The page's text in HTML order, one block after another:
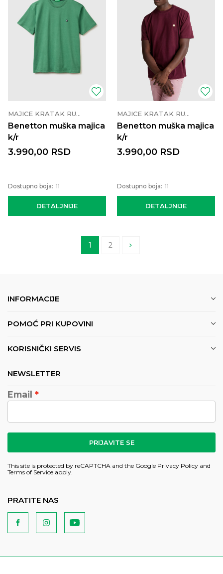
MAJICE KRATAK RUKAV
Benetton muška majica
k/r
DETALJNIJE
3.990,00 RSD
Dostupno boja: 11
MAJICE KRATAK RUKAV
Benetton muška majica
k/r
DETALJNIJE
3.990,00 RSD
Dostupno boja: 11
1 2
INFORMACIJE
POMOĆ PRI KUPOVINI
KORISNIČKI SERVIS
NEWSLETTER
Email
PRIJAVITE SE
This site is protected by reCAPTCHA and the Google Privacy Policy and
Terms of Service apply.
PRATITE NAS